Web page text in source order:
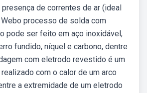
de correntes de ar (ideal
Webo processo de solda com
pode ser feito em aço inoxidável,
fundido, níquel e carbono, dentre
com eletrodo revestido é um
com o calor de um arco
a extremidade de um eletrodo